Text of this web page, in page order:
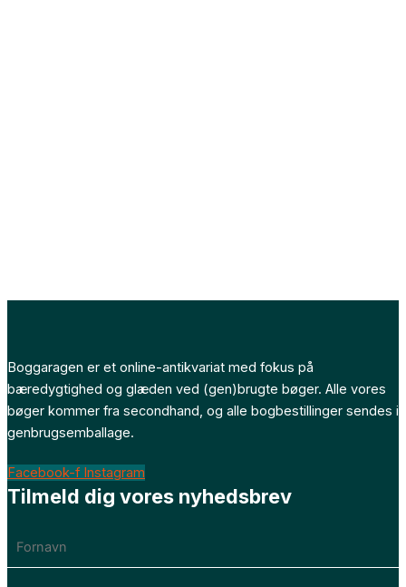
Boggaragen er et online-antikvariat med fokus på
bæredygtighed og glæden ved (gen)brugte bøger. Alle vores
bøger kommer fra secondhand, og alle bogbestillinger sendes i
genbrugsemballage.
Facebook-f Instagram
Tilmeld dig vores nyhedsbrev